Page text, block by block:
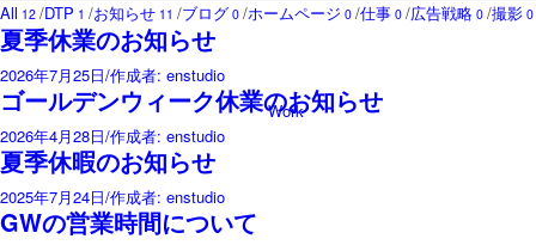
Work
All 12 /DTP 1 /お知らせ 11 /ブログ 0 /ホームページ 0 /仕事 0 /広告戦略 0 /撮影 0
夏季休業のお知らせ
2026年7月25日/作成者: enstudio
ゴールデンウィーク休業のお知らせ
2026年4月28日/作成者: enstudio
夏季休暇のお知らせ
2025年7月24日/作成者: enstudio
GWの営業時間について